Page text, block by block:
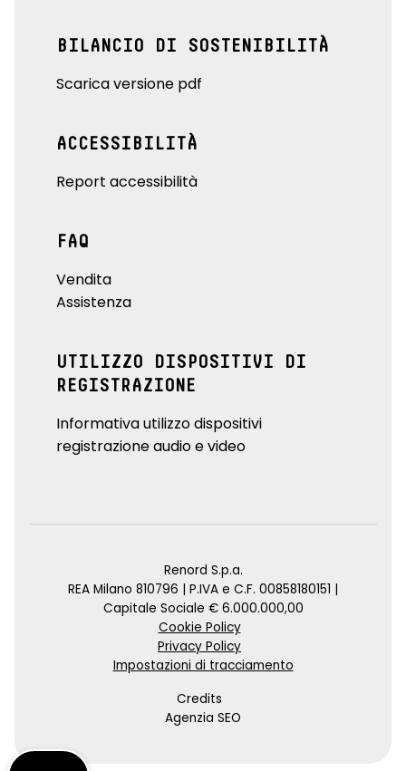
BILANCIO DI SOSTENIBILITÀ
Scarica versione pdf
ACCESSIBILITÀ
Report accessibilità
FAQ
Vendita
Assistenza
UTILIZZO DISPOSITIVI DI
REGISTRAZIONE
Informativa utilizzo dispositivi
registrazione audio e video
Renord S.p.a.
REA Milano 810796 | P.IVA e C.F. 00858180151 |
Capitale Sociale € 6.000.000,00
Cookie Policy
Privacy Policy
Impostazioni di tracciamento
Credits
Agenzia SEO